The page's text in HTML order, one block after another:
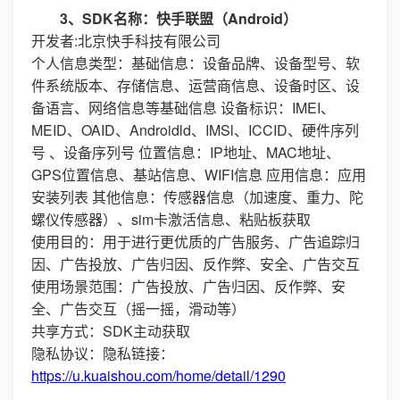
3、SDK名称：快手联盟（Android）
开发者:北京快手科技有限公司
个人信息类型：基础信息：设备品牌、设备型号、软
件系统版本、存储信息、运营商信息、设备时区、设
备语言、网络信息等基础信息 设备标识：IMEI、
MEID、OAID、Androidld、IMSl、ICCID、硬件序列
号 、设备序列号 位置信息：IP地址、MAC地址、
GPS位置信息、基站信息、WIFI信息 应用信息：应用
安装列表 其他信息：传感器信息（加速度、重力、陀
螺仪传感器）、sim卡激活信息、粘贴板获取
使用目的：用于进行更优质的广告服务、广告追踪归
因、广告投放、广告归因、反作弊、安全、广告交互
使用场景范围：广告投放、广告归因、反作弊、安
全、广告交互（摇一摇，滑动等）
共享方式：SDK主动获取
隐私协议：隐私链接：
https://u.kuaishou.com/home/detail/1290